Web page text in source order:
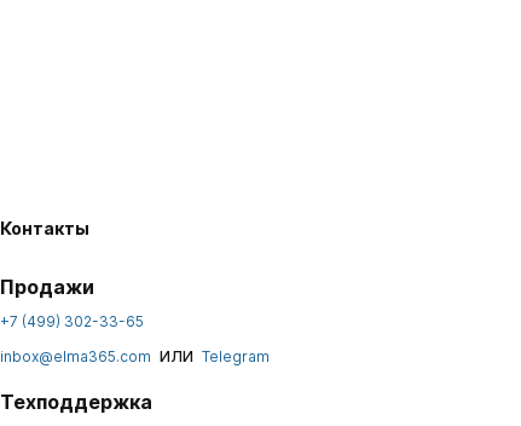
Контакты
Продажи
+7 (499) 302-33-65
inbox@elma365.com или Telegram
Техподдержка